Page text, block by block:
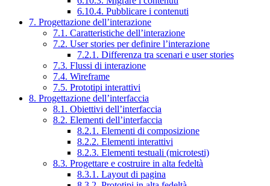
6.10.4. Pubblicare i contenuti
7. Progettazione dell’interazione
7.1. Caratteristiche dell’interazione
7.2. User stories per definire l’interazione
7.2.1. Differenza tra scenari e user stories
7.3. Flussi di interazione
7.4. Wireframe
7.5. Prototipi interattivi
8. Progettazione dell’interfaccia
8.1. Obiettivi dell’interfaccia
8.2. Elementi dell’interfaccia
8.2.1. Elementi di composizione
8.2.2. Elementi interattivi
8.2.3. Elementi testuali (microtesti)
8.3. Progettare e costruire in alta fedeltà
8.3.1. Layout di pagina